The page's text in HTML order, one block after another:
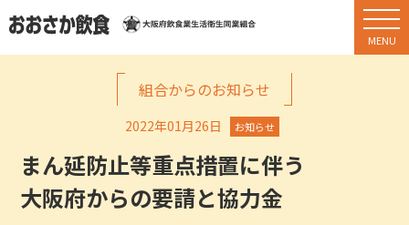
組合からのお知らせ
2022年01月26日 お知らせ
まん延防止等重点措置に伴う
大阪府からの要請と協力金